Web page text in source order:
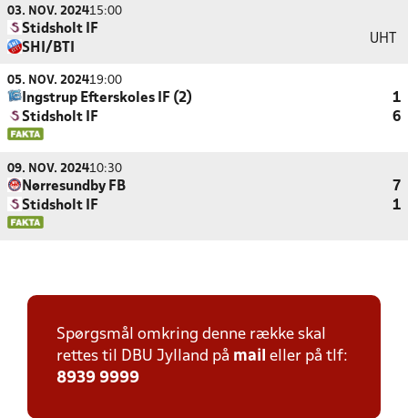
03. NOV. 202415:00
Stidsholt IF
SHI/BTI
UHT
05. NOV. 202419:00
Ingstrup Efterskoles IF (2)
1
Stidsholt IF
6
09. NOV. 202410:30
Nørresundby FB
7
Stidsholt IF
1
Spørgsmål omkring denne række skal
rettes til DBU Jylland på mail eller på tlf:
8939 9999